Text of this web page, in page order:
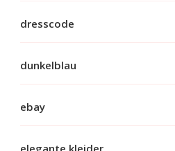
dresscode
dunkelblau
ebay